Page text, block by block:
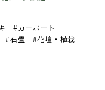
カーポート
石畳
花壇・植栽